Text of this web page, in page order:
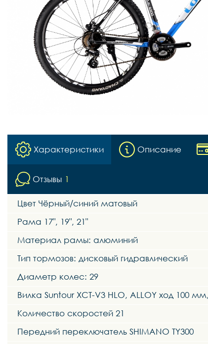
Характеристики Описание
Отзывы 1
Цвет Чёрный/синий матовый
Рама 17", 19", 21"
Материал рамы: алюминий
Тип тормозов: дисковый гидравлический
Диаметр колес: 29
Вилка Suntour XCT-V3 HLO, ALLOY ход 100
Количество скоростей 21
Передний переключатель SHIMANO TY300